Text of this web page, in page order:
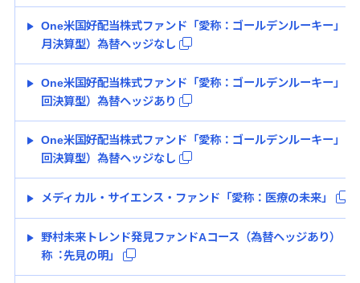
One米国好配当株式ファンド「愛称：ゴールデンルーキー」（
月決算型）為替ヘッジなし
One米国好配当株式ファンド「愛称：ゴールデンルーキー」（
回決算型）為替ヘッジあり
One米国好配当株式ファンド「愛称：ゴールデンルーキー」（
回決算型）為替ヘッジなし
メディカル・サイエンス・ファンド「愛称：医療の未来」
野村未来トレンド発⾒ファンドAコース（為替ヘッジあり）「
称︓先⾒の明」